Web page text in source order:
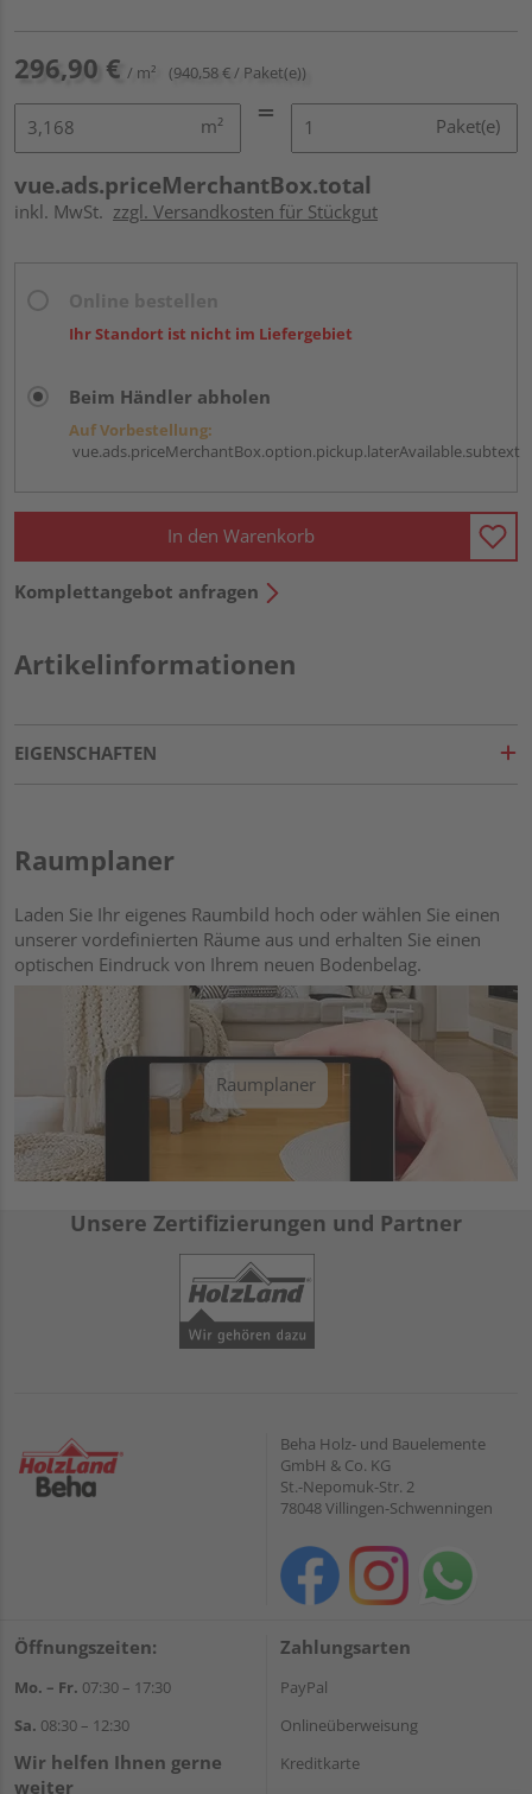
296,90 € / m² (940,58 € / Paket(e))
m² Paket(e)
vue.ads.priceMerchantBox.total
inkl. MwSt. zzgl. Versandkosten für Stückgut
Ihr Standort ist nicht im Liefergebiet
Beim Händler abholen
Auf Vorbestellung:
vue.ads.priceMerchantBox.option.pickup.laterAvailable.subtext
In den Warenkorb
Komplettangebot anfragen
Artikelinformationen
EIGENSCHAFTEN
Raumplaner
Laden Sie Ihr eigenes Raumbild hoch oder wählen Sie einen
unserer vordefinierten Räume aus und erhalten Sie einen
optischen Eindruck von Ihrem neuen Bodenbelag.
Raumplaner
Unsere Zertifizierungen und Partner
Beha Holz- und Bauelemente
GmbH & Co. KG
St.-Nepomuk-Str. 2
78048 Villingen-Schwenningen
Öffnungszeiten:
Mo. – Fr. 07:30 – 17:30
Sa. 08:30 – 12:30
Wir helfen Ihnen gerne
weiter
Zahlungsarten
PayPal
Onlineüberweisung
Kreditkarte